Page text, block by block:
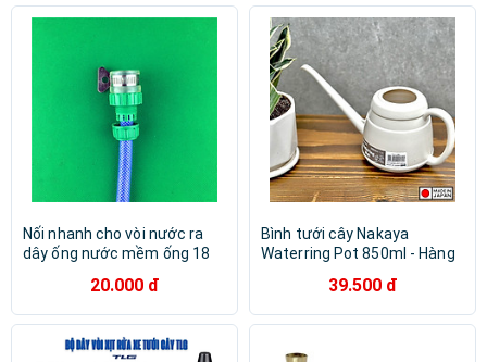
Nối nhanh cho vòi nước ra
dây ống nước mềm ống 18
hay rửa xe20.000 đ
Bình tưới cây Nakaya
Waterring Pot 850ml - Hàng
39.500 đ